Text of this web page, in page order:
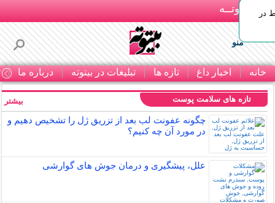
بـیتوتــه
منو
خانه اخبار داغ تازه ها تبلیغات در بیتوته درباره ما
در
تازه های سلامت پوست
چگونه عفونت لب بعد از تزریق ژل را تشخیص دهیم و
در مورد آن چه کنیم؟
علل، پیشگیری و درمان جوش های گوارشی
بیشتر